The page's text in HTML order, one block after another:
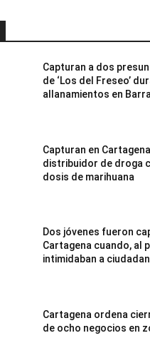
Capturan a dos
de ‘Los del Freseo’
allanamientos en
Capturan en
distribuidor de droga
dosis de marihuana
Dos jóvenes fueron
Cartagena cuando, al
intimidaban a
Cartagena ordena
de ocho negocios en